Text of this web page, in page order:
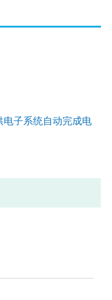
电子系统自动完成电